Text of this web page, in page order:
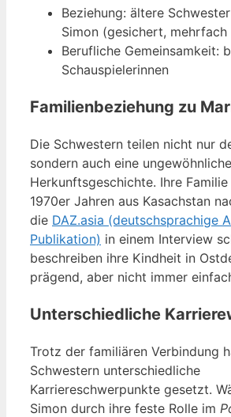
Beziehung: ältere
Simon (gesichert, mehrfach
Berufliche Gemeinsamkeit:
Schauspielerinnen
Familienbeziehung zu
Die Schwestern teilen nicht nur
sondern auch eine ungewöhnliche
Herkunftsgeschichte. Ihre
1970er Jahren aus Kasachstan
die DAZ.asia (deutschsprachige
Publikation) in einem Interview
beschreiben ihre Kindheit in
prägend, aber nicht immer
Unterschiedliche
Trotz der familiären Verbindung
Schwestern unterschiedliche
Karriereschwerpunkte gesetzt.
Simon durch ihre feste Rolle im